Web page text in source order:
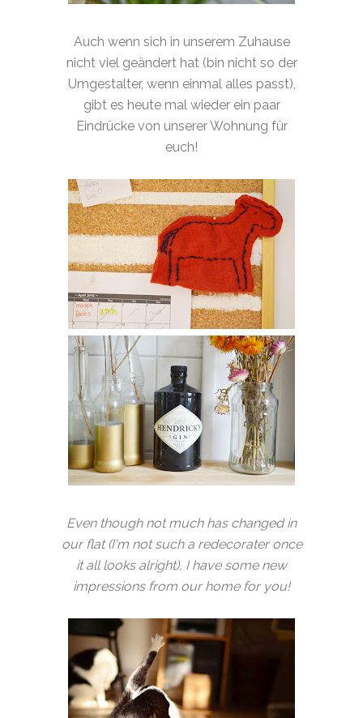
Auch wenn sich in unserem Zuhause
nicht viel geändert hat (bin nicht so der
Umgestalter, wenn einmal alles passt),
gibt es heute mal wieder ein paar
Eindrücke von unserer Wohnung für
euch!
Even though not much has changed in
our flat (I'm not such a redecorater once
it all looks alright), I have some new
impressions from our home for you!